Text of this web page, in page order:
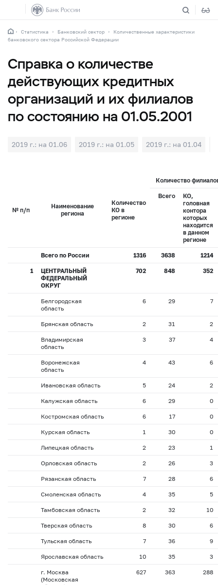
Статистика Банковский сектор
Количественные характеристики
банковского сектора Российской Федерации
Справка о количестве
действующих кредитных
организаций и их филиалов
по состоянию на 01.05.2001
2019 г.: на 01.06 2019 г.: на 01.05 2019 г.: на 01.04
№ п/п
Наименование
региона
Количество
КО в
регионе
Количество
Всего
КО,
головная
контора
которых
находится
в данном
регионе
Всего по России 1316 3638 1214
1
ЦЕНТРАЛЬНЫЙ
ФЕДЕРАЛЬНЫЙ
ОКРУГ
702 848 352
Белгородская
область
6 29 7
Брянская область 2 31 2
Владимирская
область
3 37 4
Воронежская
область
4 43 6
Ивановская область 5 24 2
Калужская область 6 29 0
Костромская область 6 17 0
Курская область 1 30 0
Липецкая область 2 23 1
Орловская область 2 26 3
Рязанская область 7 28 6
Смоленская область 4 35 5
Тамбовская область 2 32 10
Тверская область 8 30 6
Тульская область 7 36 9
Ярославская область 10 35 3
г. Москва
(Московская
627 363 288